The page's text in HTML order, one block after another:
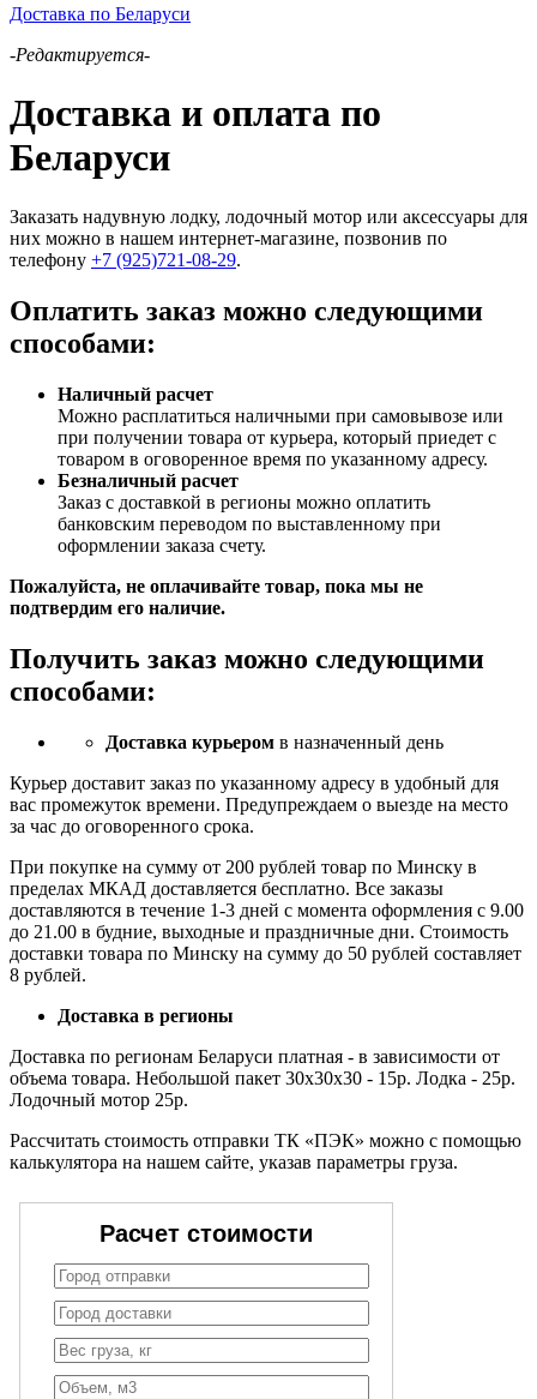
Доставка по Беларуси
-Редактируется-
Доставка и оплата по
Беларуси
Заказать надувную лодку, лодочный мотор или аксессуары для
них можно в нашем интернет-магазине, позвонив по
телефону +7 (925)721-08-29.
Оплатить заказ можно следующими
способами:
Наличный расчет
Можно расплатиться наличными при самовывозе или
при получении товара от курьера, который приедет с
товаром в оговоренное время по указанному адресу.
Безналичный расчет
Заказ c доставкой в регионы можно оплатить
банковским переводом по выставленному при
оформлении заказа счету.
Пожалуйста, не оплачивайте товар, пока мы не
подтвердим его наличие.
Получить заказ можно следующими
способами:
Доставка курьером в назначенный день
Курьер доставит заказ по указанному адресу в удобный для
вас промежуток времени. Предупреждаем о выезде на место
за час до оговоренного срока.
При покупке на сумму от 200 рублей товар по Минску в
пределах МКАД доставляется бесплатно. Все заказы
доставляются в течение 1-3 дней с момента оформления с 9.00
до 21.00 в будние, выходные и праздничные дни. Стоимость
доставки товара по Минску на сумму до 50 рублей составляет
8 рублей.
Доставка в регионы
Доставка по регионам Беларуси платная - в зависимости от
объема товара. Небольшой пакет 30х30х30 - 15р. Лодка - 25р.
Лодочный мотор 25р.
Рассчитать стоимость отправки ТК «ПЭК» можно с помощью
калькулятора на нашем сайте, указав параметры груза.